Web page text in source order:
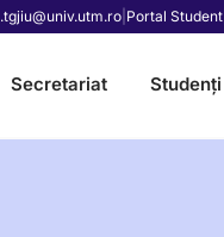
| Portal Student|
Secretariat Studenți